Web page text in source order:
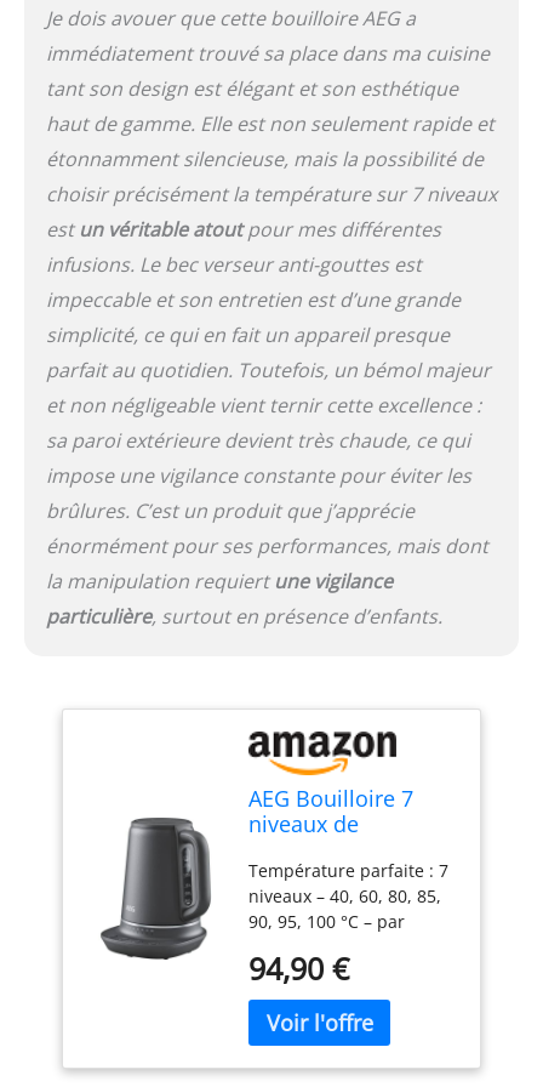
ouverture lente et au bec
verseur anti-goutte –
Nettoyage facile, vidange
et remplissage – Base à
360° pour
déposer/soulever dans
toutes les directions
Contenu de la livraison
pratique : 1 bouilloire
Gourmet 7 de 1,7 l K7 //
Recommandation
d'accessoires : détartrant
universel ECF5
Je dois avouer que cette bouilloire AEG a
immédiatement trouvé sa place dans ma cuisine
tant son design est élégant et son esthétique
haut de gamme. Elle est non seulement rapide et
étonnamment silencieuse, mais la possibilité de
choisir précisément la température sur 7 niveaux
est un véritable atoutpour mes différentes
infusions. Le bec verseur anti-gouttes est
impeccable et son entretien est d’une grande
simplicité, ce qui en fait un appareil presque
parfait au quotidien. Toutefois, un bémol majeur
et non négligeable vient ternir cette excellence :
sa paroi extérieure devient très chaude, ce qui
impose une vigilance constante pour éviter les
brûlures. C’est un produit que j’apprécie
énormément pour ses performances, mais dont
la manipulation requiert une vigilance
particulière, surtout en présence d’enfants.
AEG Bouilloire 7
niveaux de
arrêts de sécurité,
fonction maintien
au chaud, 1,7 l, anti-
goutte, nettoyage
facile, base à 360°,
antidérapante,
indicateur LED, gris,
K7-1-6BP
Température parfaite : 7
niveaux – 40, 60, 80, 85,
90, 95, 100 °C – par
bébé à 40 °C, thé vert à
80 °C ou café à 95 °C –
arrêt automatique
lorsque la température
sélectionnée est atteinte
94,90 €